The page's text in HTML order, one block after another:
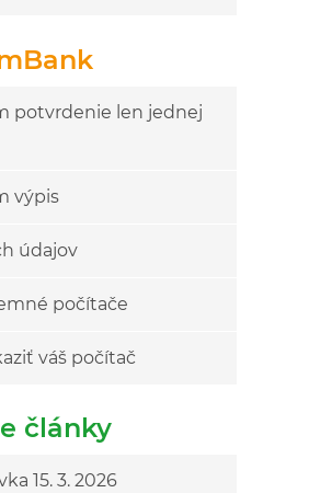
potvrdenie len jednej
výpis
údajov
počítače
váš počítač
články
15. 3. 2026